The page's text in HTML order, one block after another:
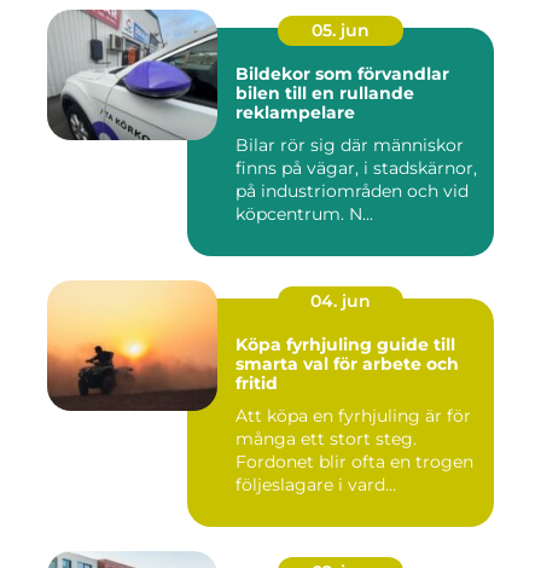
05. jun
Bildekor som förvandlar
bilen till en rullande
reklampelare
Bilar rör sig där människor
finns på vägar, i stadskärnor,
på industriområden och vid
köpcentrum. N...
04. jun
Köpa fyrhjuling guide till
smarta val för arbete och
fritid
Att köpa en fyrhjuling är för
många ett stort steg.
Fordonet blir ofta en trogen
följeslagare i vard...